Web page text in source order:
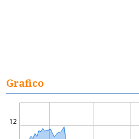
Grafico
12